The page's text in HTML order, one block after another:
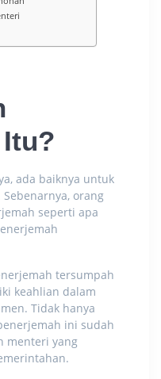
, ada baiknya untuk
orang
seperti apa
tersumpah
keahlian dalam
Tidak hanya
ini sudah
menteri yang